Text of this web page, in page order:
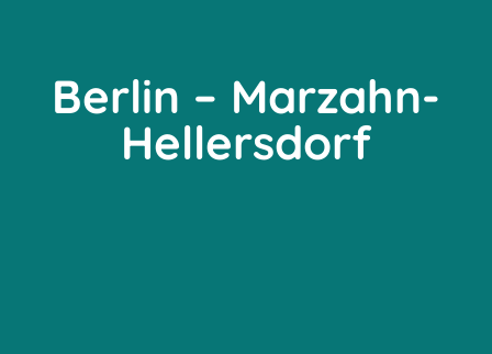
Berlin – Marzahn-
Hellersdorf